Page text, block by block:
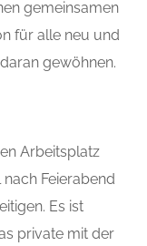
gemeinsamen
für alle neu und
gewöhnen.
Arbeitsplatz
Feierabend
Es ist
private mit der